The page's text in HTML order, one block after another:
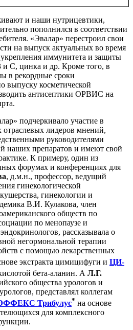
и наши нутрицевтики,
пополнился в соответствии
«Эвалар» перестроил свои
на выпуск актуальных во время
иммунитета и защиты
и С, цинка и др. Кроме того, в
в рекордные сроки
выпуску косметической
антисептики ОРВИС на
подчеркивало участие в
отраслевых лидеров мнений,
руководителями
наших препаратов и имеют свой
К примеру, один из
форумах и конференциях для
, д.м.н., профессор, ведущий
гинекологической
гинекологии и
В.И. Кулакова, член
обществ по
по менопаузе и
рассказывала о
негормональной терапии
c помощью лекарственных
экстракта цимицифуги и ЦИ-
бета-аланин. А Л.Г.
общества урологов и
представлял коллегам
Трибулус* на основе
для комплексного